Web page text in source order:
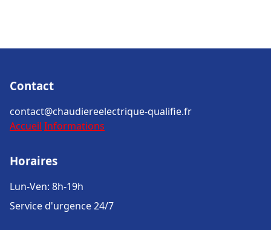
Contact
contact@chaudiereelectrique-qualifie.fr
Accueil Informations
Horaires
Lun-Ven: 8h-19h
Service d'urgence 24/7